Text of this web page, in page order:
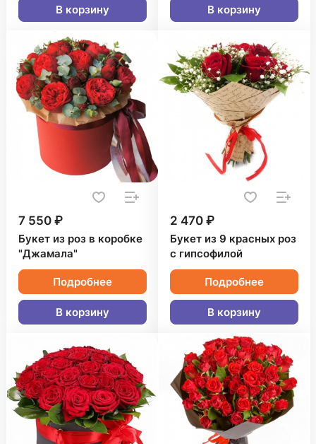
В корзину В корзину
7 550 ₽
Букет из роз в коробке
"Джамала"
Подробнее
В корзину
2 470 ₽
Букет из 9 красных роз
с гипсофилой
Подробнее
В корзину